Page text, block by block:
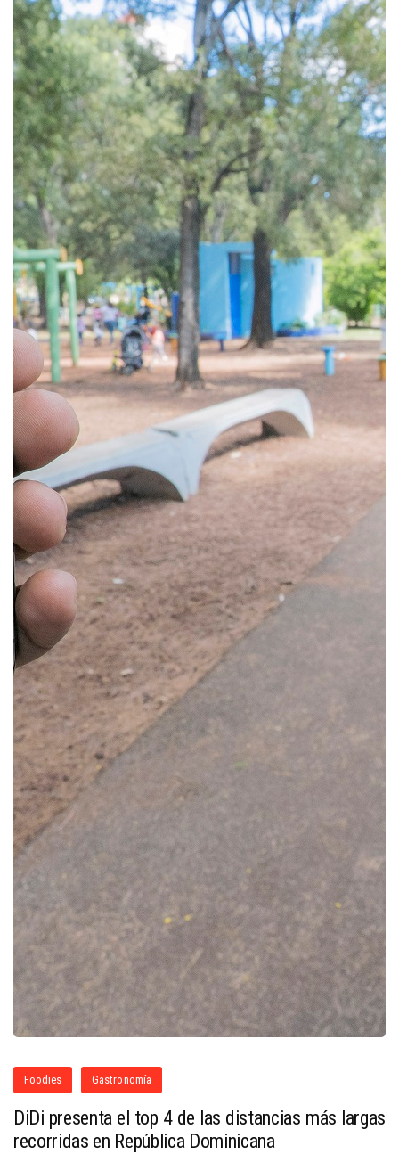
Foodies Gastronomía
DiDi presenta el top 4 de las distancias más largas
recorridas en República Dominicana